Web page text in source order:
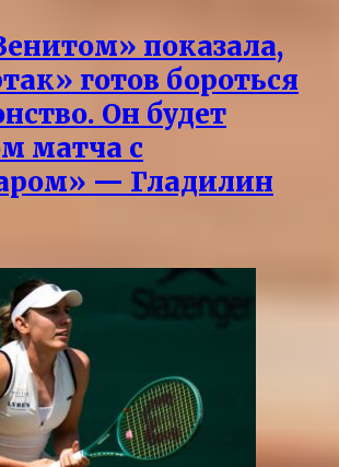
показала,
готов бороться
Он будет
матча с
— Гладилин